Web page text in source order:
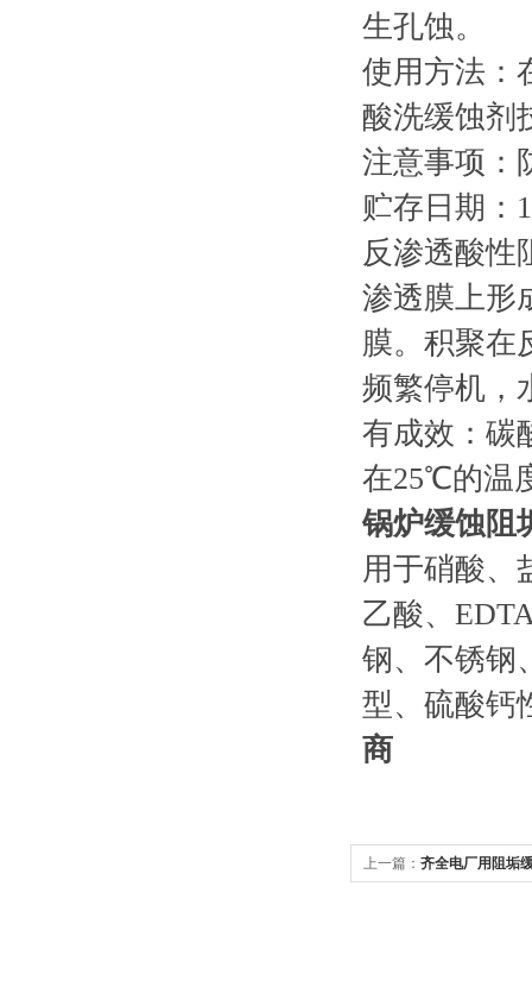
生孔蚀。
使用方法：
酸洗缓蚀剂
注意事项：
贮存日期：
反渗透酸性
渗透膜上形
膜。积聚在
频繁停机，
有成效：碳
在25℃的温
锅炉缓蚀阻
用于硝酸、
乙酸、
钢、不锈钢
型、硫酸钙
商
上一篇： 齐全电厂用阻垢